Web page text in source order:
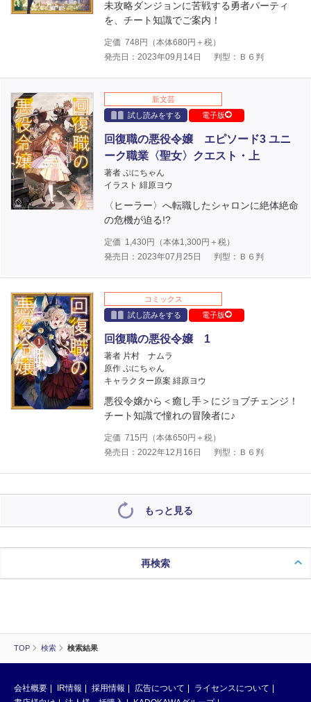
TOP 検索 検索結果
未攻略ダンジョンに苦戦する勇者パーティ
を、チート知識でご案内！
定価 748 円（本体680円＋税）
発売日：2023年09月14日
判型：Ｂ６判
新文芸
試し読みをする
電子版
回復職の悪役令嬢 エピソード3 ユニ
ーク職業〈聖女〉クエスト・上
著者 ぷにちゃん
イラスト 緋原ヨウ
〈ヒーラー〉へ転職したシャロンに絶体絶命
の危機が迫る!?
定価 1,430円（本体1,300円＋税）
発売日：2023年07月25日
判型：Ｂ６判
コミックス
試し読みをする
電子版
回復職の悪役令嬢 1
著者 片村 ナムラ
原作 ぷにちゃん
キャラクター原案 緋原ヨウ
悪役令嬢から＜癒し手＞にジョブチェンジ！
チート知識で憧れの冒険者に♪
定価 715 円（本体650円＋税）
発売日：2022年12月16日
判型：Ｂ６判
もっと見る
再検索
会社概要 IR情報 採用情報 広告について
ライセンスについて